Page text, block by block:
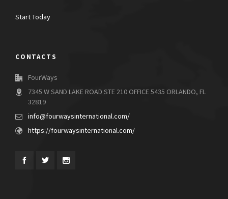
Start Today
CONTACTS
FourWays
7345 W SAND LAKE ROAD STE 210 OFFICE 5435 ORLANDO, FL
32819
info@fourwaysinternational.com/
https://fourwaysinternational.com/